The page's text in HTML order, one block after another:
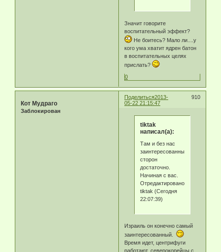
Значит говорите
воспитательный эффект?
Не боитесь? Мало ли....у
кого ума хватит ядрен батон
в воспитательных целях
прислать?
0
Поделиться 910
2013-
05-22 21:15:47
Кот Мудраго
Заблокирован
tiktak
написал(а):
Там и без нас
заинтересованных
сторон
достаточно.
Начиная с вас.
Отредактировано
tiktak (Сегодня
22:07:39)
Израиль он конечно самый
заинтересованный.
Время идет, центрифуги
работают, северокорейцы с